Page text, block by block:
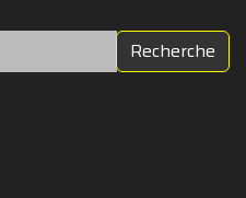
Recherche